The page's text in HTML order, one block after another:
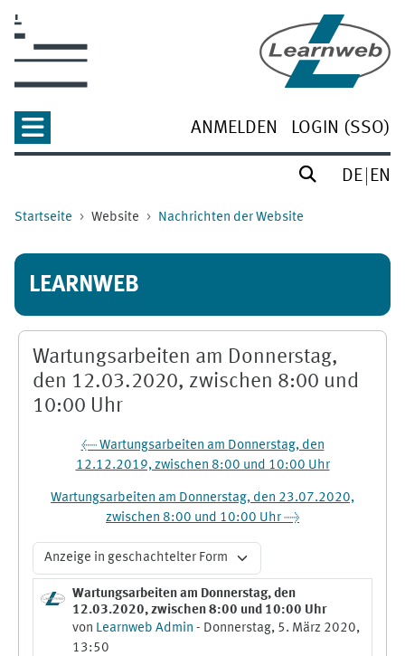
ANMELDEN LOGIN (SSO)
DE EN
Startseite Website Nachrichten der Website
LEARNWEB
Wartungsarbeiten am Donnerstag,
den 12.03.2020, zwischen 8:00 und
10:00 Uhr
← Wartungsarbeiten am Donnerstag, den
12.12.2019, zwischen 8:00 und 10:00 Uhr
Wartungsarbeiten am Donnerstag, den 23.07.2020,
zwischen 8:00 und 10:00 Uhr →
Anzeigemodus
Wartungsarbeiten am Donnerstag, den
12.03.2020, zwischen 8:00 und 10:00 Uhr
von Learnweb Admin - Donnerstag, 5. März 2020,
13:50
Anzahl Antworten: 0